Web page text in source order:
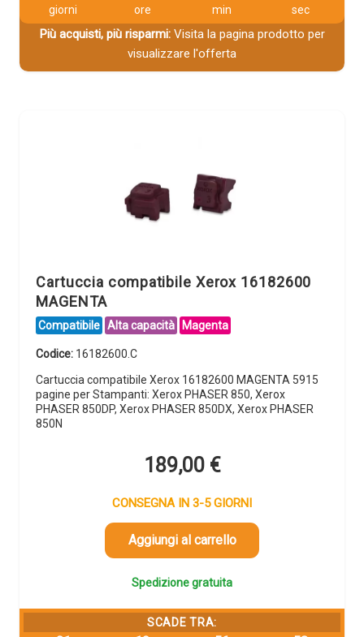
giorni ore min sec
Più acquisti, più risparmi:Visita la pagina prodotto per
visualizzare l'offerta
Cartuccia compatibile Xerox 16182600
MAGENTA
Compatibile Alta capacità Magenta
Codice: 16182600.C
Cartuccia compatibile Xerox 16182600 MAGENTA 5915
pagine per Stampanti: Xerox PHASER 850, Xerox
PHASER 850DP, Xerox PHASER 850DX, Xerox PHASER
850N
189,00 €
CONSEGNA IN 3-5 GIORNI
Aggiungi al carrello
Spedizione gratuita
SCADE TRA: